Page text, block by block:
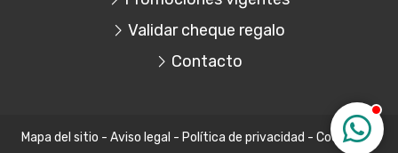
Validar cheque regalo
Contacto
Mapa del sitio - Aviso legal - Política de privacidad - Cookies-